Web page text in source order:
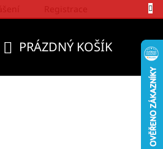
PRÁZDNÝ KOŠÍK